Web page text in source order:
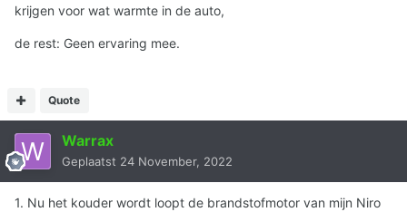
krijgen voor wat warmte in de auto,
de rest: Geen ervaring mee.
Quote
Warrax
Geplaatst 24 November, 2022
1. Nu het kouder wordt loopt de brandstofmotor van mijn Niro